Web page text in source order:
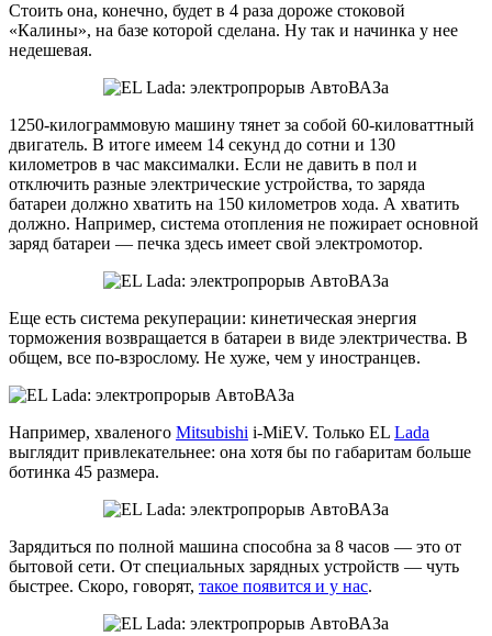
Стоить она, конечно, будет в 4 раза дороже стоковой
«Калины», на базе которой сделана. Ну так и начинка у нее
недешевая.
1250-килограммовую машину тянет за собой 60-киловаттный
двигатель. В итоге имеем 14 секунд до сотни и 130
километров в час максималки. Если не давить в пол и
отключить разные электрические устройства, то заряда
батареи должно хватить на 150 километров хода. А хватить
должно. Например, система отопления не пожирает основной
заряд батареи — печка здесь имеет свой электромотор.
Еще есть система рекуперации: кинетическая энергия
торможения возвращается в батареи в виде электричества. В
общем, все по-взрослому. Не хуже, чем у иностранцев.
Например, хваленого Mitsubishi i-MiEV. Только EL Lada
выглядит привлекательнее: она хотя бы по габаритам больше
ботинка 45 размера.
Зарядиться по полной машина способна за 8 часов — это от
бытовой сети. От специальных зарядных устройств — чуть
быстрее. Скоро, говорят, такое появится и у нас.